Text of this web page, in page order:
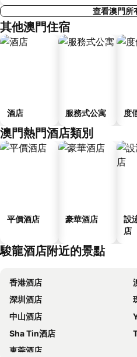
查看澳門所
其他澳門住宿
酒店 服務式公寓 度
澳門熱門酒店類別
平價酒店 豪華酒店
設
店
駿龍酒店附近的景點
香港酒店
深圳酒店
中山酒店
Sha Tin酒店
東莞酒店